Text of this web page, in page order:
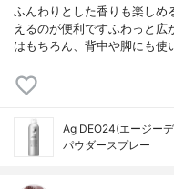
ふんわりとした香りも楽しめ
えるのが便利ですふわっと
はもちろん、背中や脚にも使
Ag DEO24(エージー
パウダースプレー